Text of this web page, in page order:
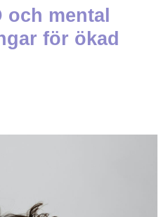
och mental
för ökad